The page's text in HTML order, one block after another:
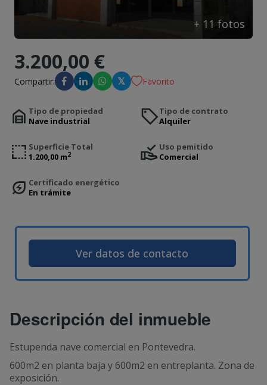
+ 11 fotos
3.200,00 €
Compartir: 𝕏 Favorito
Tipo de propiedad
Nave industrial
Tipo de contrato
Alquiler
Superficie Total
1.200,00 m2
Uso pemitido
Comercial
Certificado energético
En trámite
Ver datos de contacto
Descripción del inmueble
Estupenda nave comercial en Pontevedra.
600m2 en planta baja y 600m2 en entreplanta. Zona de
exposición.